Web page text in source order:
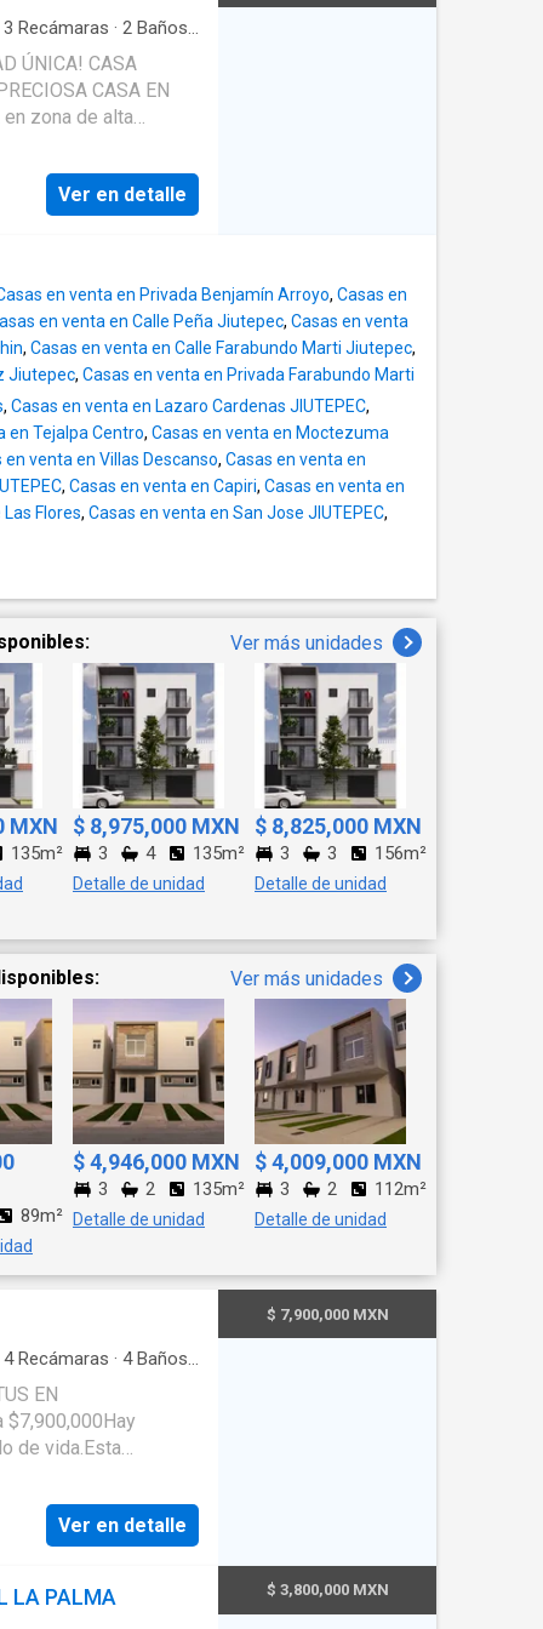
el derecho de
del producto sin
oficial para
empresa no se
tener en cuenta
otros gastos
en Morelos.
3 Recámaras · 2 Baños·
ÚNICA! CASA
CASA EN
en zona de alta
ACEPTAN
QUE LA HACEN
y comedor con
de servicioMedio
(principal con baño
ideal
(¡crea tu
de lavado¡NO
con excelente
mensaje
realidad tu
SIN COSTO
DE VENTA NO
Y ESTA
SIN PREVIO AVISO,
Y
PUBLICADAS SON
LA
NO
LO REFERENTE A
QUE PUDIERAN
PUBLICIDAD "NO
ACEPTAN
HIPOTECARIOS
(SUJETO A LA
Ver en detalle
en venta en Privada Benjamín Arroyo, Casas en
en venta en Calle Peña Jiutepec, Casas en venta
, Casas en venta en Calle Farabundo Marti Jiutepec,
Jiutepec, Casas en venta en Privada Farabundo Marti
, Casas en venta en Lazaro Cardenas JIUTEPEC,
en Tejalpa Centro, Casas en venta en Moctezuma
en venta en Villas Descanso, Casas en venta en
, Casas en venta en Capiri, Casas en venta en
Flores, Casas en venta en San Jose JIUTEPEC,
Ver más unidades
MXN
135m²
$ 8,975,000 MXN
3 4 135m²
Detalle de unidad
$ 8,825,000 MXN
3 3 156m²
Detalle de unidad
Ver más unidades
89m²
$ 4,946,000 MXN
3 2 135m²
Detalle de unidad
$ 4,009,000 MXN
3 2 112m²
Detalle de unidad
4Recámaras · 4Baños·
EN
$7,900,000Hay
de vida.Esta
vivir en una de las
recibir a tus invitados
junto a la
tiene su propio
Ver en detalle
$ 7,900,000 MXN
LA PALMA
$ 3,800,000 MXN